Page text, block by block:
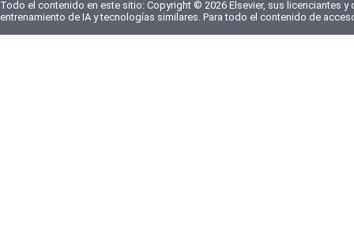
Todo el contenido en este sitio: Copyright © 2026 Elsevier, sus licenciantes
entrenamiento de IA y tecnologías similares. Para todo el contenido de